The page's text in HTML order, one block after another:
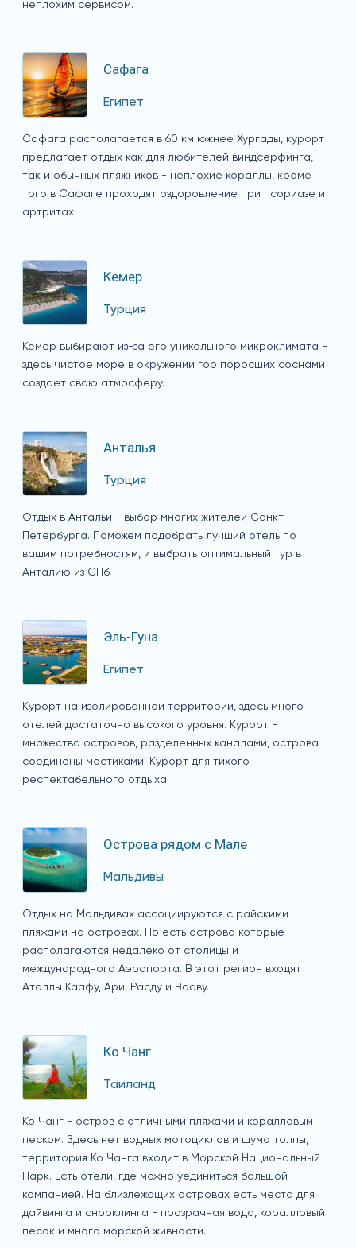
неплохим сервисом.
Сафага
Египет
Сафага располагается в 60 км южнее Хургады, курорт
предлагает отдых как для любителей виндсерфинга,
так и обычных пляжников - неплохие кораллы, кроме
того в Сафаге проходят оздоровление при псориазе и
артритах.
Кемер
Турция
Кемер выбирают из-за его уникального микроклимата -
здесь чистое море в окружении гор поросших соснами
создает свою атмосферу.
Анталья
Турция
Отдых в Антальи - выбор многих жителей Санкт-
Петербурга. Поможем подобрать лучший отель по
вашим потребностям, и выбрать оптимальный тур в
Анталию из СПб.
Эль-Гуна
Египет
Курорт на изолированной территории, здесь много
отелей достаточно высокого уровня. Курорт -
множество островов, разделенных каналами, острова
соединены мостиками. Курорт для тихого
респектабельного отдыха.
Острова рядом с Мале
Мальдивы
Отдых на Мальдивах ассоциируются с райскими
пляжами на островах. Но есть острова которые
располагаются недалеко от столицы и
международного Аэропорта. В этот регион входят
Атоллы Каафу, Ари, Расду и Вааву.
Ко Чанг
Таиланд
Ко Чанг - остров с отличными пляжами и коралловым
песком. Здесь нет водных мотоциклов и шума толпы,
территория Ко Чанга входит в Морской Национальный
Парк. Есть отели, где можно уединиться большой
компанией. На близлежащих островах есть места для
дайвинга и снорклинга - прозрачная вода, коралловый
песок и много морской живности.